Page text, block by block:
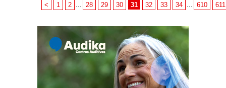
< 1 2 28 29 30 31 32 33 34 610 611